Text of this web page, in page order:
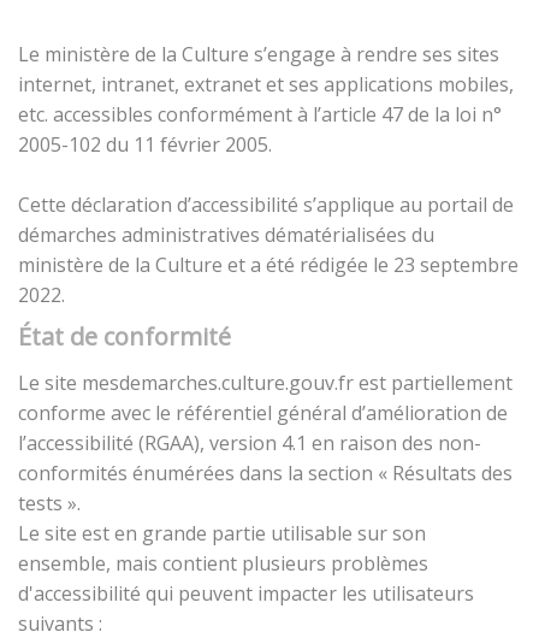
Le ministère de la Culture s’engage à rendre ses sites
internet, intranet, extranet et ses applications mobiles,
etc. accessibles conformément à l’article 47 de la loi n°
2005-102 du 11 février 2005.
Cette déclaration d’accessibilité s’applique au portail de
démarches administratives dématérialisées du
ministère de la Culture et a été rédigée le 23 septembre
2022.
État de conformité
Le site mesdemarches.culture.gouv.fr est partiellement
conforme avec le référentiel général d’amélioration de
l’accessibilité (RGAA), version 4.1 en raison des non-
conformités énumérées dans la section « Résultats des
tests ».
Le site est en grande partie utilisable sur son
ensemble, mais contient plusieurs problèmes
d'accessibilité qui peuvent impacter les utilisateurs
suivants :